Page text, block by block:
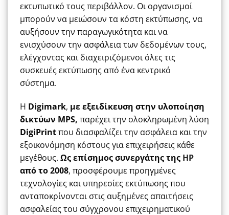
εκτυπωτικό τους περιβάλλον. Οι οργανισμοί
μπορούν να μειώσουν τα κόστη εκτύπωσης, να
αυξήσουν την παραγωγικότητα και να
ενισχύσουν την ασφάλεια των δεδομένων τους,
ελέγχοντας και διαχειριζόμενοι όλες τις
συσκευές εκτύπωσης από ένα κεντρικό
σύστημα.
Η Digimark, με εξειδίκευση στην υλοποίηση
δικτύων MPS, παρέχει την ολοκληρωμένη λύση
DigiPrintπου διασφαλίζει την ασφάλεια και την
εξοικονόμηση κόστους για επιχειρήσεις κάθε
μεγέθους. Ως επίσημος συνεργάτης της HP
από το 2008, προσφέρουμε προηγμένες
τεχνολογίες και υπηρεσίες εκτύπωσης που
ανταποκρίνονται στις αυξημένες απαιτήσεις
ασφαλείας του σύγχρονου επιχειρηματικού